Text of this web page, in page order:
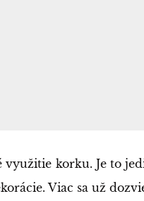
využitie korku. Je to
Viac sa už